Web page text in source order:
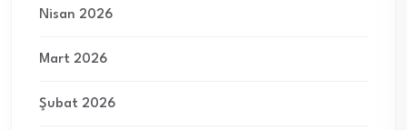
Nisan 2026
Mart 2026
Şubat 2026